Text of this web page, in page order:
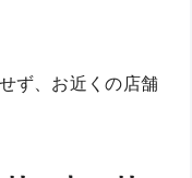
ず、お近くの店舗